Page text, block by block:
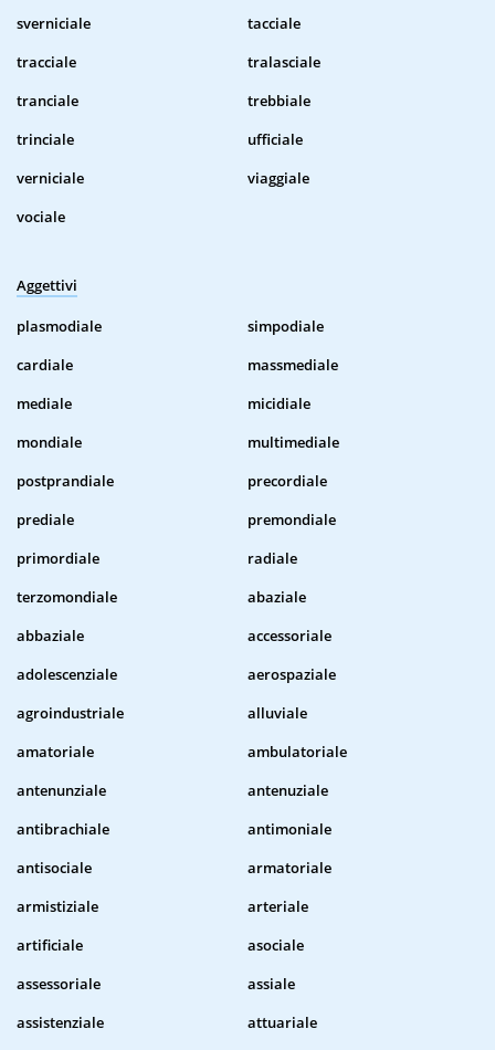
sverniciale
tacciale
tracciale
tralasciale
tranciale
trebbiale
trinciale
ufficiale
verniciale
viaggiale
vociale
Aggettivi
plasmodiale
simpodiale
cardiale
massmediale
mediale
micidiale
mondiale
multimediale
postprandiale
precordiale
prediale
premondiale
primordiale
radiale
terzomondiale
abaziale
abbaziale
accessoriale
adolescenziale
aerospaziale
agroindustriale
alluviale
amatoriale
ambulatoriale
antenunziale
antenuziale
antibrachiale
antimoniale
antisociale
armatoriale
armistiziale
arteriale
artificiale
asociale
assessoriale
assiale
assistenziale
attuariale